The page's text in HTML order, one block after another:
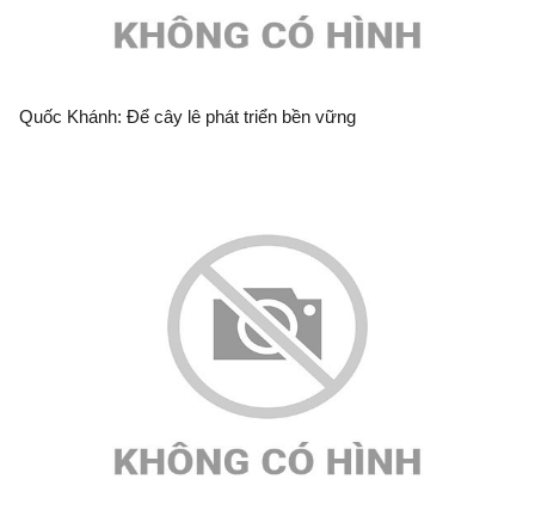
Quốc Khánh: Để cây lê phát triển bền vững